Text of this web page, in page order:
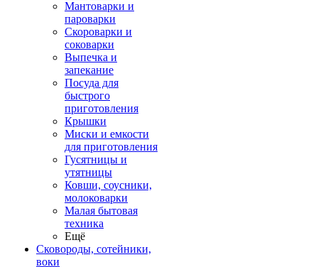
Мантоварки и
пароварки
Скороварки и
соковарки
Выпечка и
запекание
Посуда для
быстрого
приготовления
Крышки
Миски и емкости
для приготовления
Гусятницы и
утятницы
Ковши, соусники,
молоковарки
Малая бытовая
техника
Ещё
Сковороды, сотейники,
воки